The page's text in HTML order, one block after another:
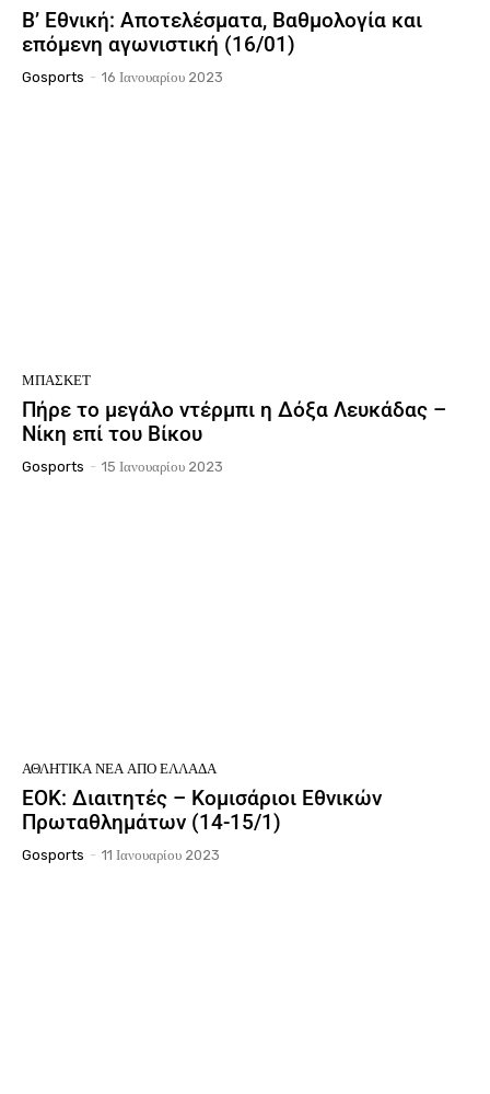
Β’ Εθνική: Αποτελέσματα, Βαθμολογία και
επόμενη αγωνιστική (16/01)
Gosports - 16 Ιανουαρίου 2023
ΜΠΆΣΚΕΤ
Πήρε το μεγάλο ντέρμπι η Δόξα Λευκάδας –
Νίκη επί του Βίκου
Gosports - 15 Ιανουαρίου 2023
ΑΘΛΗΤΙΚΆ ΝΈΑ ΑΠΟ ΕΛΛΆΔΑ
ΕΟΚ: Διαιτητές – Κομισάριοι Εθνικών
Πρωταθλημάτων (14-15/1)
Gosports - 11 Ιανουαρίου 2023